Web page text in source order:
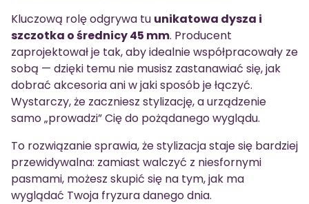
Kluczową rolę odgrywa tu unikatowa dysza i
szczotka o średnicy 45 mm. Producent
zaprojektował je tak, aby idealnie współpracowały ze
sobą — dzięki temu nie musisz zastanawiać się, jak
dobrać akcesoria ani w jaki sposób je łączyć.
Wystarczy, że zaczniesz stylizację, a urządzenie
samo „prowadzi” Cię do pożądanego wyglądu.
To rozwiązanie sprawia, że stylizacja staje się bardziej
przewidywalna: zamiast walczyć z niesfornymi
pasmami, możesz skupić się na tym, jak ma
wyglądać Twoja fryzura danego dnia.